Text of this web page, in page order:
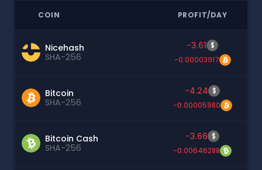
COIN PROFIT/DAY
Nicehash
SHA-256
-3.61 $
-0.00003917
Bitcoin
SHA-256
-4.24 $
-0.00005980
Bitcoin Cash
SHA-256
-3.66 $
-0.00646288